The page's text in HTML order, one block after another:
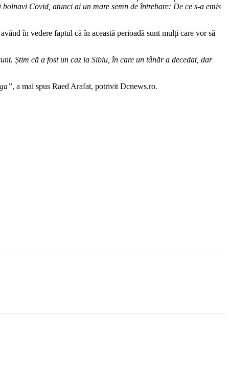
Covid, atunci ai un mare semn de întrebare: De ce s-a emis
în vedere faptul că în această perioadă sunt mulți care vor să
Știm că a fost un caz la Sibiu, în care un tânăr a decedat, dar
, a mai spus Raed Arafat, potrivit Dcnews.ro.